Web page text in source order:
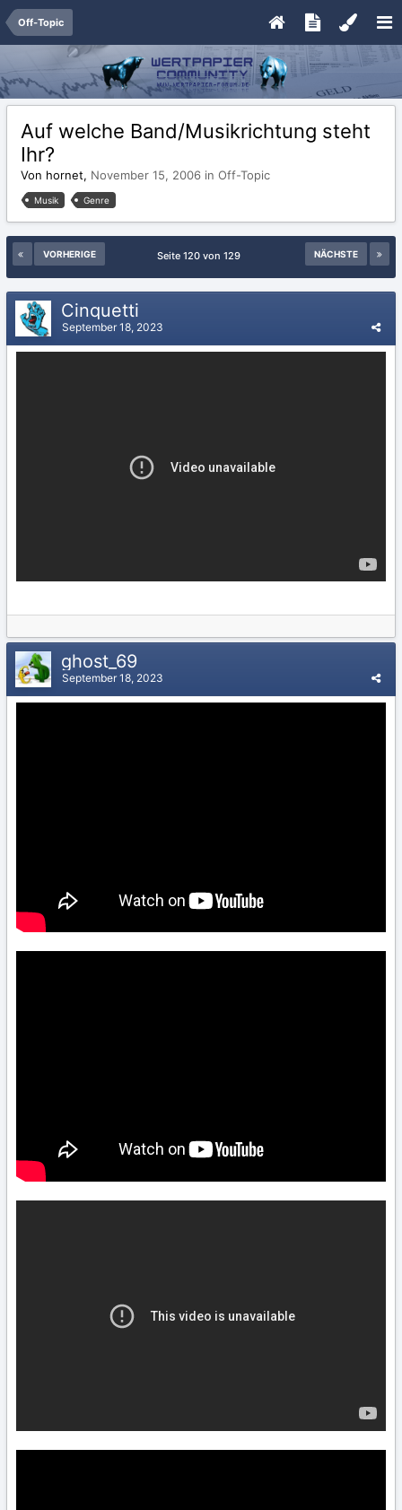
Off-Topic
Auf welche Band/Musikrichtung steht
Ihr?
Von hornet, November 15, 2006 in Off-Topic
Musik Genre
VORHERIGE NÄCHSTE
Seite 120 von 129
Cinquetti
September 18, 2023
ghost_69
September 18, 2023